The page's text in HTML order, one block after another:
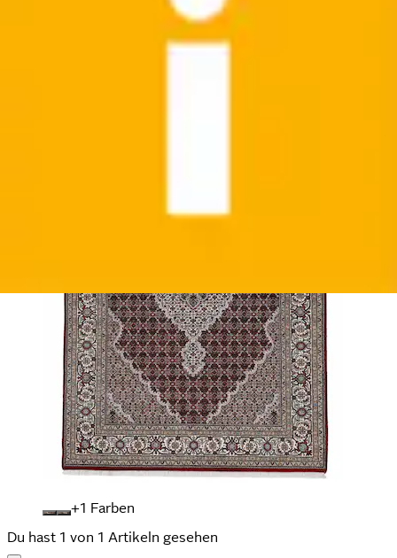
rechteckig 15 mm Höhe handgeknüpft,...
Ursprünglicher PreisUVP 449,00 €
+
Farben
Du hast 1 von 1 Artikeln gesehen